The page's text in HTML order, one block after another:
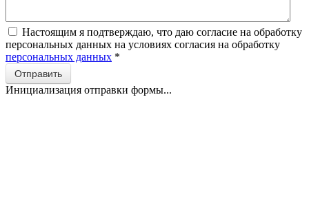
Настоящим я подтверждаю, что даю согласие на обработку
персональных данных на условиях согласия на обработку
персональных данных *
Отправить
Инициализация отправки формы...